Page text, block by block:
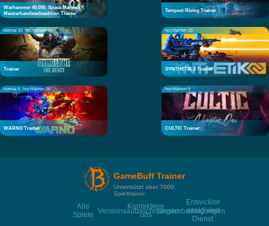
Warhammer 40,000: Space Marine -
Meisterhandwerksedition Trainer
Tempest Rising Trainer
normal 31 hochfahren 24
Trainer
hochfahren 19
SYNTHETIK 2 Trainer
normal 6 hochfahren 26
WARNO Trainer
hochfahren 9
CULTIC Trainer
GameBuff Trainer
Unterstützt über 7000
Spieltrainer
Alle
Spiele Versionsaufzeichnungen
Kontaktiere
uns Servicebedingungen
Entwickler
deaktiviert
Dienst